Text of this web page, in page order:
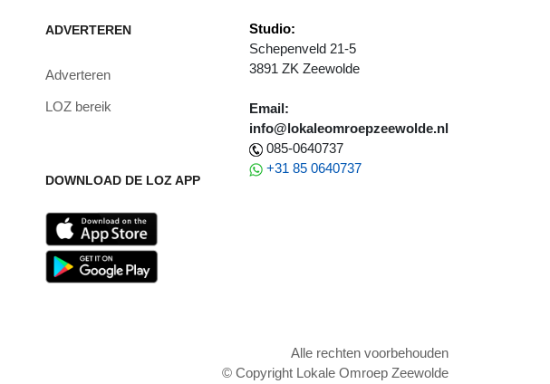
ADVERTEREN
Adverteren
LOZ bereik
DOWNLOAD DE LOZ APP
Studio:
Schepenveld 21-5
3891 ZK Zeewolde
Email:
info@lokaleomroepzeewolde.nl
085-0640737
+31 85 0640737
Alle rechten voorbehouden
© Copyright Lokale Omroep Zeewolde